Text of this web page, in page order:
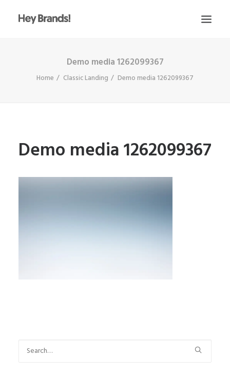
CONÓCENOS
ESCRÍBENOS
Demo media 1262099367
Home Classic Landing Demo media 1262099367
Demo media 1262099367